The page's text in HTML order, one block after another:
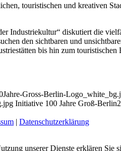
touristischen und kreativen
Industriekultur“ diskutiert die
den sichtbaren und
bis hin zum
Gross-Berlin-
Initiative 100 Jahre Groß-Berlin
| Datenschutzerklärung
unserer Dienste erklären Sie